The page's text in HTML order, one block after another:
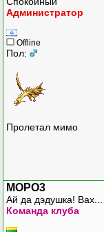
Администратор
Offline
Пол:
Пролетал мимо
MOPO3
Ай да дэдушка! Вах...
Команда клуба